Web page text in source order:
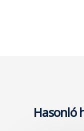
Hasonló